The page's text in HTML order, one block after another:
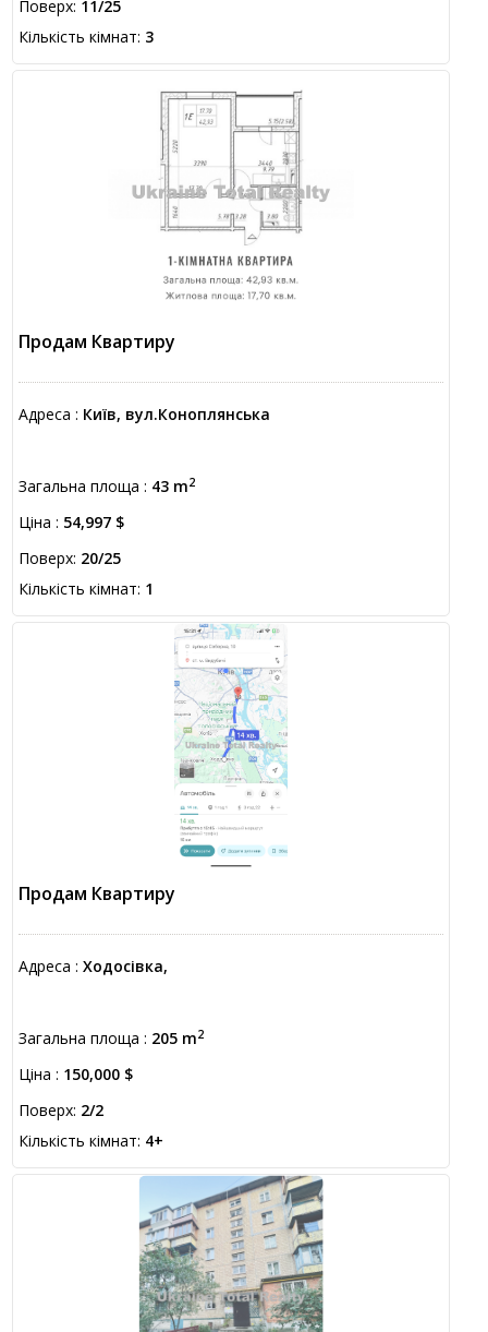
Поверх: 11/25
Кількість кімнат: 3
Продам Квартиру
Адреса : Київ, вул.Коноплянська
Загальна площа : 43 m2
Ціна : 54,997 $
Поверх: 20/25
Кількість кімнат: 1
Продам Квартиру
Адреса : Ходосівка,
Загальна площа : 205 m2
Ціна : 150,000 $
Поверх: 2/2
Кількість кімнат: 4+